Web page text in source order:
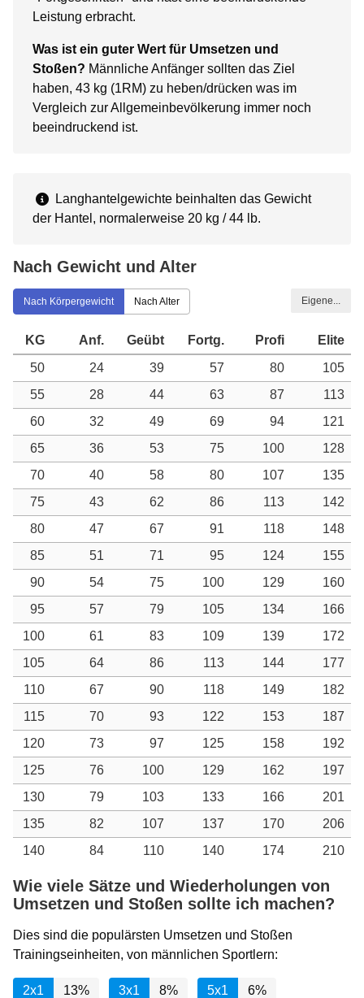
Leistung erbracht.
Was ist ein guter Wert für Umsetzen und
Stoßen? Männliche Anfänger sollten das Ziel
haben, 43 kg (1RM) zu heben/drücken was im
Vergleich zur Allgemeinbevölkerung immer noch
beeindruckend ist.
Langhantelgewichte beinhalten das Gewicht
der Hantel, normalerweise 20 kg / 44 lb.
Nach Gewicht und Alter
Nach Körpergewicht Nach Alter Eigene...
KG Anf. Geübt Fortg. Profi
Elite
50
24 39 57 80
105
55
28 44 63 87
113
60
32 49 69 94
121
65
36 53 75 100
128
70
40 58 80 107
135
75
43 62 86 113
142
80
47 67 91 118
148
85
51 71 95 124
155
90
54 75 100 129
160
95
57 79 105 134
166
100
61 83 109 139
172
105
64 86 113 144
177
110
67 90 118 149
182
115
70 93 122 153
187
120
73 97 125 158
192
125
76 100 129 162
197
130
79 103 133 166
201
135
82 107 137 170
206
140
84 110 140 174 210
Wie viele Sätze und Wiederholungen von
Umsetzen und Stoßen sollte ich machen?
Dies sind die populärsten Umsetzen und Stoßen
Trainingseinheiten, von männlichen Sportlern:
2x1 13% 3x1 8% 5x1 6%